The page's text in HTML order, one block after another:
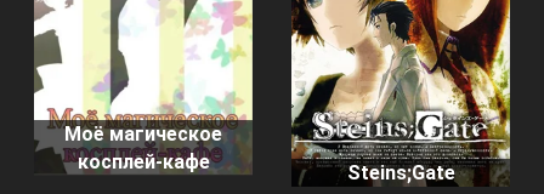
Моё магическое
косплей-кафе
Steins;Gate